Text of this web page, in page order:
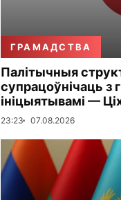
ГРАМАДСТВА
Палітычныя
супрацоўнічаць з
ініцыятывамі —
23:23 07.08.2026